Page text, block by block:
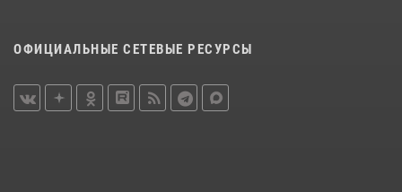
ОФИЦИАЛЬНЫЕ СЕТЕВЫЕ РЕСУРСЫ